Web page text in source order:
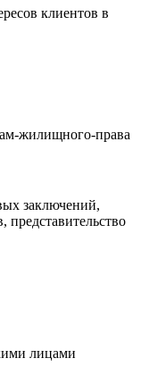
клиентов в
заключений,
представительство
лицами